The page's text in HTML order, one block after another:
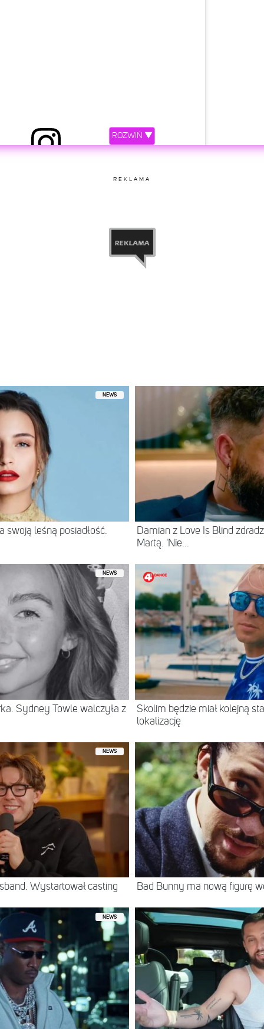
przez Cardi B (@iamcardib)
ROZWIŃ ▼
REKLAMA
NEWS
leśną posiadłość.
Damian z Love Is Blind
Martą. 'Nie...
NEWS
Sydney Towle walczyła z
Skolim będzie miał kolejną
lokalizację
NEWS
Wystartował casting Bad Bunny ma nową figurę
NEWS